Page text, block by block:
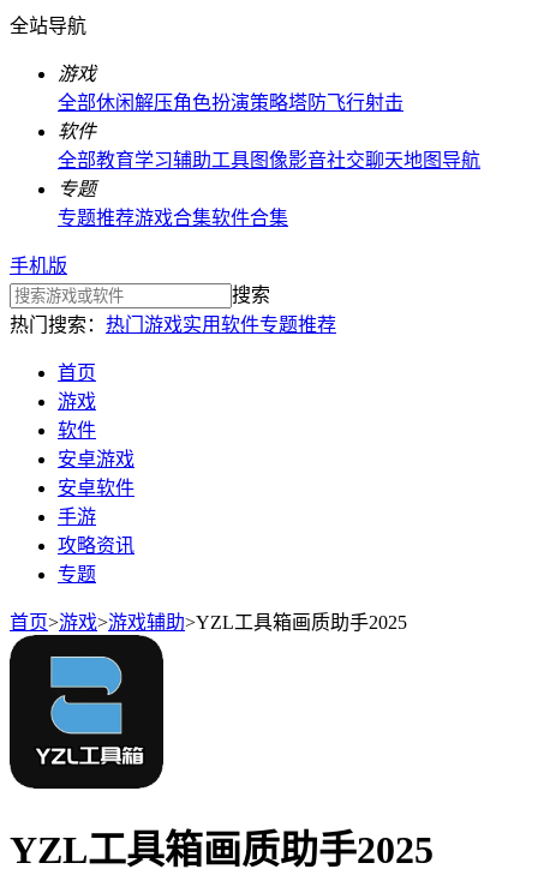
全站导航
游戏
全部休闲解压角色扮演策略塔防飞行射击
软件
全部教育学习辅助工具图像影音社交聊天地图导航
专题
专题推荐游戏合集软件合集
手机版
搜索
热门搜索： 热门游戏实用软件专题推荐
首页
游戏
软件
安卓游戏
安卓软件
手游
攻略资讯
专题
首页>游戏>游戏辅助>YZL工具箱画质助手2025
YZL工具箱画质助手2025